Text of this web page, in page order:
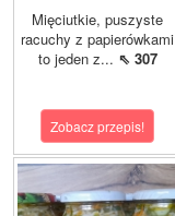
Mięciutkie, puszyste
racuchy z papierówkami
to jeden z... ⇖ 307
Zobacz przepis!